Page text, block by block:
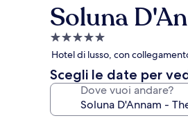
Soluna
Struttura
a
5.0
stelle
Hotel di lusso, con
Scegli le date per
Dove vuoi andare?